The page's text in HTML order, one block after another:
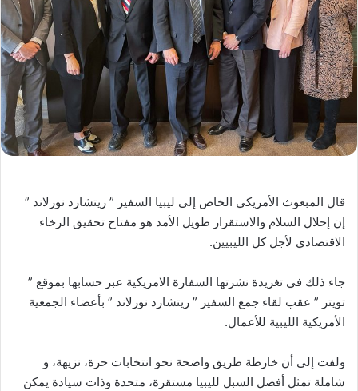
قال المبعوث الأمريكي الخاص إلى ليبيا السفير ” ريتشارد نورلاند ”
إن إحلال السلام والاستقرار طويل الأمد هو مفتاح تحقيق الرخاء
الاقتصادي لأجل كل الليبيين.
جاء ذلك في تغريدة نشرتها السفارة الامريكية عبر حسابها بموقع ”
تويتر ” عقب لقاء جمع السفير ” ريتشارد نورلاند ” بأعضاء الجمعية
الأمريكية الليبية للأعمال.
ولفت إلى أن خارطة طريق واضحة نحو انتخابات حرة، نزيهة، و
شاملة تمثل أفضل السبل لليبيا مستقرة، متحدة وذات سيادة يمكن